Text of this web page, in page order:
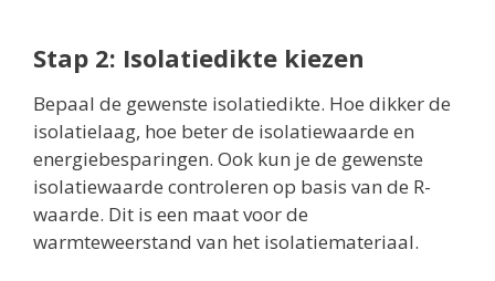
Stap 2: Isolatiedikte kiezen
Bepaal de gewenste isolatiedikte. Hoe dikker de
isolatielaag, hoe beter de isolatiewaarde en
energiebesparingen. Ook kun je de gewenste
isolatiewaarde controleren op basis van de R-
waarde. Dit is een maat voor de
warmteweerstand van het isolatiemateriaal.